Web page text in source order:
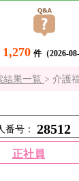
1,270 件（2026-
結果一覧 > 介護
番号： 28512
正社員